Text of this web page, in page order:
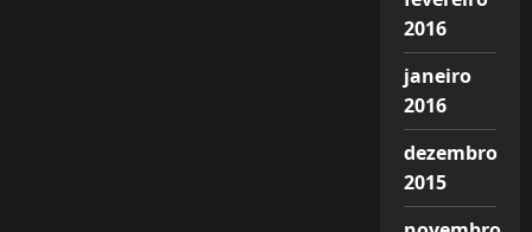
2016
janeiro
2016
dezembro
2015